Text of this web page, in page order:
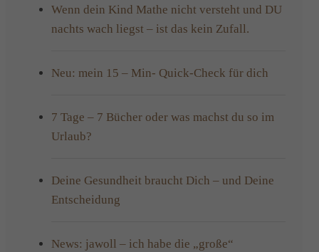
Wenn dein Kind Mathe nicht versteht und DU
nachts wach liegst – ist das kein Zufall.
Neu: mein 15 – Min- Quick-Check für dich
7 Tage – 7 Bücher oder was machst du so im
Urlaub?
Deine Gesundheit braucht Dich – und Deine
Entscheidung
News: jawoll – ich habe die „große“